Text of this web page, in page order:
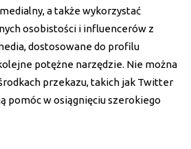
a także wykorzystać
osobistości i influencerów z
dostosowane do profilu
potężne narzędzie. Nie można
przekazu, takich jak Twitter
pomóc w osiągnięciu szerokiego